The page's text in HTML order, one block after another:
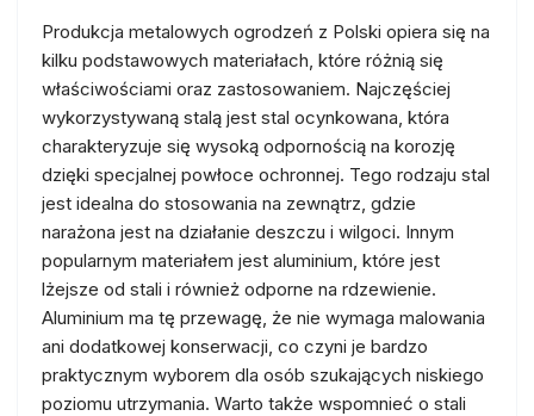
Produkcja metalowych ogrodzeń z Polski opiera się na
kilku podstawowych materiałach, które różnią się
właściwościami oraz zastosowaniem. Najczęściej
wykorzystywaną stalą jest stal ocynkowana, która
charakteryzuje się wysoką odpornością na korozję
dzięki specjalnej powłoce ochronnej. Tego rodzaju stal
jest idealna do stosowania na zewnątrz, gdzie
narażona jest na działanie deszczu i wilgoci. Innym
popularnym materiałem jest aluminium, które jest
lżejsze od stali i również odporne na rdzewienie.
Aluminium ma tę przewagę, że nie wymaga malowania
ani dodatkowej konserwacji, co czyni je bardzo
praktycznym wyborem dla osób szukających niskiego
poziomu utrzymania. Warto także wspomnieć o stali